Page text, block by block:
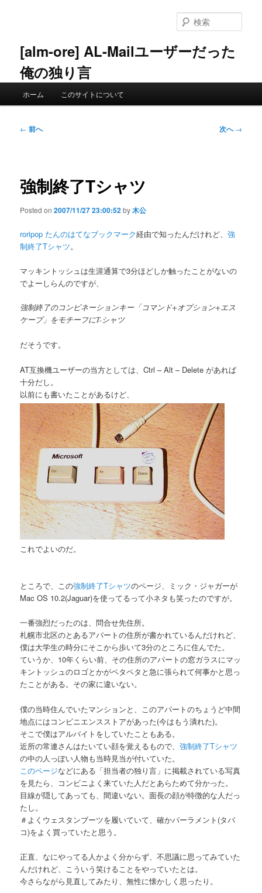
ン
へ
[alm-ore] AL-Mailユーザーだった
俺の独り言
索
ホーム このサイトについて
投
ゲ
ー
ョ
← 前へ 次へ→
強制終了Tシャツ
Posted on2007/11/27 23:00:52by木公
roripop たんのはてなブックマーク経由で知ったんだけれど、強
制終了Tシャツ。
マッキントッシュは生涯通算で3分ほどしか触ったことがないの
でよーしらんのですが、
強制終了のコンビネーションキー「コマンド+オプション+エス
ケープ」をモチーフにT-シャツ
だそうです。
AT互換機ユーザーの当方としては、Ctrl – Alt – Delete があれば
十分だし。
以前にも書いたことがあるけど、
これでよいのだ。
ところで、この強制終了Tシャツのページ、ミック・ジャガーが
Mac OS 10.2(Jaguar)を使ってるって小ネタも笑ったのですが。
一番強烈だったのは、問合せ先住所。
札幌市北区のとあるアパートの住所が書かれているんだけれど、
僕は大学生の時分にそこから歩いて3分のところに住んでた。
ていうか、10年くらい前、その住所のアパートの窓ガラスにマッ
キントッシュのロゴとかがペタペタと急に張られて何事かと思っ
たことがある。その家に違いない。
僕の当時住んでいたマンションと、このアパートのちょうど中間
地点にはコンビニエンスストアがあった(今はもう潰れた)。
そこで僕はアルバイトをしていたこともある。
近所の常連さんはたいてい顔を覚えるもので、強制終了Tシャツ
の中の人っぽい人物も当時見当が付いていた。
このページなどにある「担当者の独り言」に掲載されている写真
を見たら、コンビニよく来ていた人だとあらためて分かった。
目線が隠してあっても、間違いない。面長の顔が特徴的な人だっ
たし。
＃よくウェスタンブーツを履いていて、確かパーラメント(タバ
コ)をよく買っていたと思う。
正直、なにやってる人かよく分からず、不思議に思ってみていた
んだけれど、こういう笑けることをやっていたとは。
今さらながら見直してみたり、無性に懐かしく思ったり。